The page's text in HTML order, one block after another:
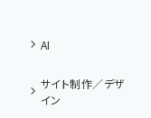
AI
サイト制作／デザ
イン